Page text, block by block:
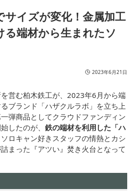
サイズが変化！金属加工
る端材から生まれたソ
2023年6月21日
営む柏木鉄工が、2023年6月から端
ブランド「ハザクルラボ」を立ち上
弾商品としてクラウドファンディン
したのが、 鉄の端材を利用した「ハ
ロキャン好きスタッフの情熱とカシ
まった『アツい』焚き火台となって